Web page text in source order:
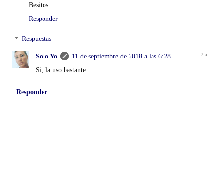
Besitos
Responder
Respuestas
Solo Yo
11 de septiembre de 2018 a las 6:28
Si, la uso bastante
Responder